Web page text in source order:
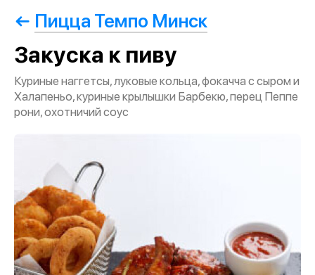
Пицца Темпо Минск
Закуска к пиву
Куриные наггетсы, луковые кольца, фокачча с сыром и
Халапеньо, куриные крылышки Барбекю, перец Пеппе
рони, охотничий соус